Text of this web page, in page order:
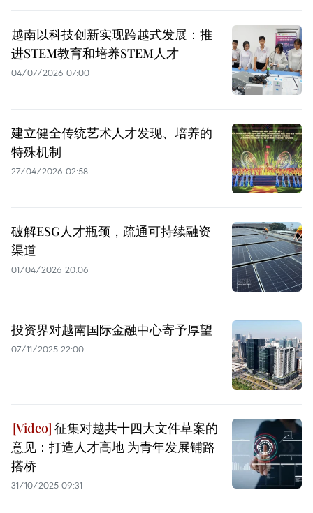
越南以科技创新实现跨越式发展：推
进STEM教育和培养STEM人才
04/07/2026 07:00
建立健全传统艺术人才发现、培养的
特殊机制
27/04/2026 02:58
破解ESG人才瓶颈，疏通可持续融资
渠道
01/04/2026 20:06
投资界对越南国际金融中心寄予厚望
07/11/2025 22:00
征集对越共十四大文件草案的
意见：打造人才高地 为青年发展铺路
搭桥
31/10/2025 09:31